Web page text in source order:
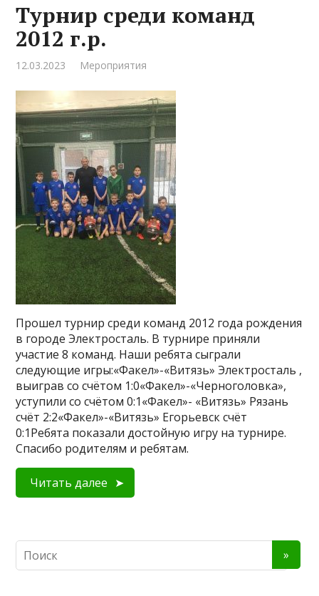
Турнир среди команд
2012 г.р.
12.03.2023 Мероприятия
Прошел турнир среди команд 2012 года рождения
в городе Электросталь. В турнире приняли
участие 8 команд. Наши ребята сыграли
следующие игры:«Факел»-«Витязь» Электросталь ,
выиграв со счётом 1:0«Факел»-«Черноголовка»,
уступили со счётом 0:1«Факел»- «Витязь» Рязань
счёт 2:2«Факел»-«Витязь» Егорьевск счёт
0:1Ребята показали достойную игру на турнире.
Спасибо родителям и ребятам.
Читать далее